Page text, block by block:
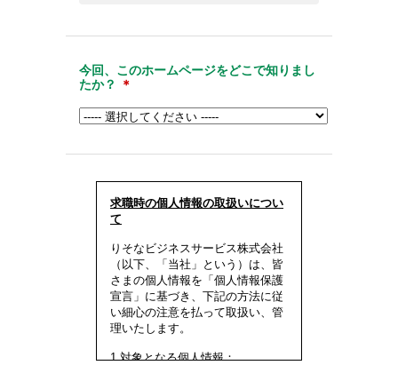
今回、このホームページをどこで知りまし
たか？
＊
求職時の個人情報の取扱いについ
て
りそなビジネスサービス株式会社
（以下、「当社」という）は、皆
さまの個人情報を「個人情報保護
宣言」に基づき、下記の方法に従
い細心の注意を払って取扱い、管
理いたします。
1.対象となる個人情報：